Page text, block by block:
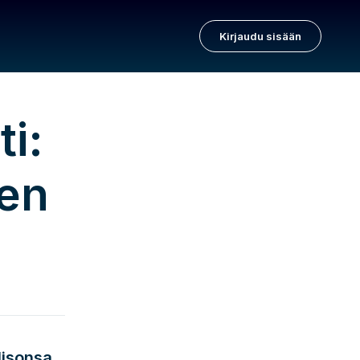
Kirjaudu sisään